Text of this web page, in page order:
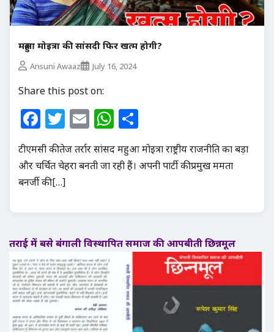
महुआ मोइत्रा की सांसदी फिर खत्म होगी?
Ansuni Awaaz July 16, 2024
Share this post on:
Facebook
Twitter
EmailWhatsApp
टीएमसी की तेज तर्रार सांसद महुआ मोइत्रा राष्ट्रीय राजनीति का बड़ा
और चर्चित चेहरा बनती जा रही हैं। अपनी पार्टी की प्रमुख ममता
बनर्जी की […]
तराई में बसे बंगाली विस्थापित समाज की आपबीती छिन्नमूल